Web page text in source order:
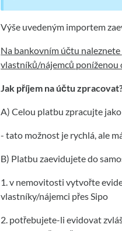
Výše uvedeným importem
Na bankovním účtu
vlastníků/nájemců poníženou
Jak příjem na účtu
A) Celou platbu zpracujte
- tato možnost je rychlá, ale
B) Platbu zaevidujete do
1. v nemovitosti vytvořte
vlastníky/nájemci přes Sipo
2. potřebujete-li evidovat